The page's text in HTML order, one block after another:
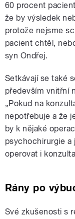
60 procent
že by výsledek
protože nejsme
pacient chtěl,
syn Ondřej.
Setkávají se také
především vnitřní
„Pokud na
nepotřebuje a že
by k nějaké
psychochirurgie a
operovat i
Rány po
Své zkušenosti s